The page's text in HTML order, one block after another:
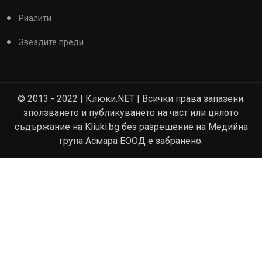
Риалити
Звездите преди
© 2013 - 2022 | Клюки.NET | Всички права запазени.
зползването и публикуването на част или цялото
съдържание на Kliuki.bg без разрешение на Медийна
група Асмара ЕООД е забранено.